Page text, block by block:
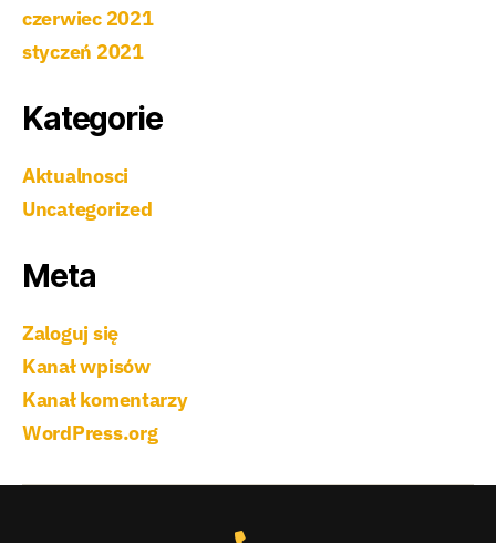
czerwiec 2021
styczeń 2021
Kategorie
Aktualnosci
Uncategorized
Meta
Zaloguj się
Kanał wpisów
Kanał komentarzy
WordPress.org